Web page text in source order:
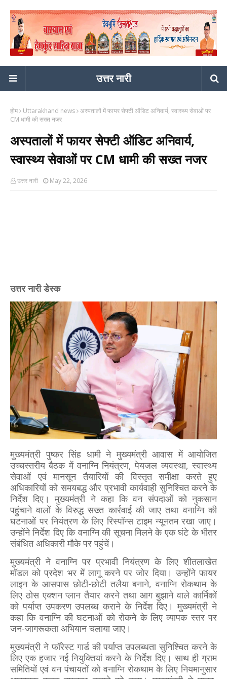
उत्तर नारी
होम Uttarakhand news अस्पतालों में फायर सेफ्टी ऑडिट अनिवार्य, स्वास्थ्य सेवाओं पर
CM धामी की सख्त नजर
अस्पतालों में फायर सेफ्टी ऑडिट अनिवार्य,
स्वास्थ्य सेवाओं पर CM धामी की सख्त नजर
उत्तर नारी May 22, 2026
उत्तर नारी डेस्क
मुख्यमंत्री पुष्कर सिंह धामी ने मुख्यमंत्री आवास में आयोजित
उच्चस्तरीय बैठक में वनाग्नि नियंत्रण, पेयजल व्यवस्था, स्वास्थ्य
सेवाओं एवं मानसून तैयारियों की विस्तृत समीक्षा करते हुए
अधिकारियों को समयबद्ध और प्रभावी कार्यवाही सुनिश्चित करने के
निर्देश दिए। मुख्यमंत्री ने कहा कि वन संपदाओं को नुकसान
पहुंचाने वालों के विरुद्ध सख्त कार्रवाई की जाए तथा वनाग्नि की
घटनाओं पर नियंत्रण के लिए रिस्पॉन्स टाइम न्यूनतम रखा जाए।
उन्होंने निर्देश दिए कि वनाग्नि की सूचना मिलने के एक घंटे के भीतर
संबंधित अधिकारी मौके पर पहुंचें।
मुख्यमंत्री ने वनाग्नि पर प्रभावी नियंत्रण के लिए शीतलाखेत
मॉडल को प्रदेश भर में लागू करने पर जोर दिया। उन्होंने फायर
लाइन के आसपास छोटी-छोटी तलैया बनाने, वनाग्नि रोकथाम के
लिए ठोस एक्शन प्लान तैयार करने तथा आग बुझाने वाले कार्मिकों
को पर्याप्त उपकरण उपलब्ध कराने के निर्देश दिए। मुख्यमंत्री ने
कहा कि वनाग्नि की घटनाओं को रोकने के लिए व्यापक स्तर पर
जन-जागरूकता अभियान चलाया जाए।
मुख्यमंत्री ने फॉरेस्ट गार्ड की पर्याप्त उपलब्धता सुनिश्चित करने के
लिए एक हजार नई नियुक्तियां करने के निर्देश दिए। साथ ही ग्राम
समितियों एवं वन पंचायतों को वनाग्नि रोकथाम के लिए नियमानुसार